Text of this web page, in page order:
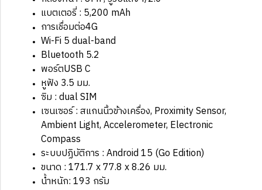
แบตเตอรี่ : 5,200 mAh
การเชื่อมต่อ4G
Wi-Fi 5 dual-band
Bluetooth 5.2
พอร์ตUSB C
หูฟัง 3.5 มม.
ซิม : dual SIM
เซนเซอร์ : สแกนนิ้วข้างเครื่อง, Proximity Sensor,
Ambient Light, Accelerometer, Electronic
Compass
ระบบปฏิบัติการ : Android 15 (Go Edition)
ขนาด : 171.7 x 77.8 x 8.26 มม.
น้ำหนัก: 193 กรัม